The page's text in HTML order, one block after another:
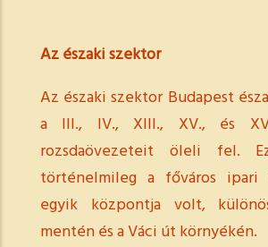
Az északi szektor
Az északi szektor Budapest
a III., IV., XIII., XV., és
rozsdaövezeteit öleli fel.
történelmileg a főváros ipari
egyik központja volt,
mentén és a Váci út környékén.